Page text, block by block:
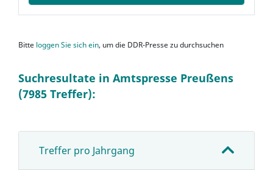
Bitte loggen Sie sich ein, um die DDR-Presse zu durchsuchen
Suchresultate in Amtspresse Preußens
(7985 Treffer):
Treffer pro Jahrgang